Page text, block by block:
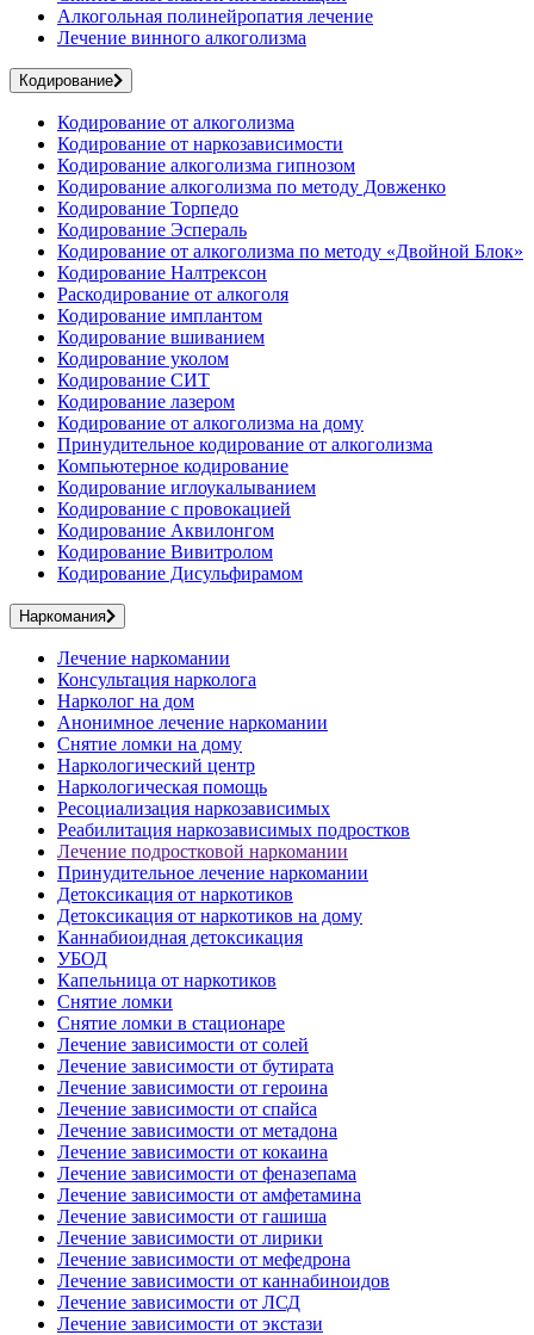
Алкогольная полинейропатия лечение
Лечение винного алкоголизма
Кодирование
Кодирование от алкоголизма
Кодирование от наркозависимости
Кодирование алкоголизма гипнозом
Кодирование алкоголизма по методу Довженко
Кодирование Торпедо
Кодирование Эспераль
Кодирование от алкоголизма по методу «Двойной Блок»
Кодирование Налтрексон
Раскодирование от алкоголя
Кодирование имплантом
Кодирование вшиванием
Кодирование уколом
Кодирование СИТ
Кодирование лазером
Кодирование от алкоголизма на дому
Принудительное кодирование от алкоголизма
Компьютерное кодирование
Кодирование иглоукалыванием
Кодирование с провокацией
Кодирование Аквилонгом
Кодирование Вивитролом
Кодирование Дисульфирамом
Наркомания
Лечение наркомании
Консультация нарколога
Нарколог на дом
Анонимное лечение наркомании
Снятие ломки на дому
Наркологический центр
Наркологическая помощь
Ресоциализация наркозависимых
Реабилитация наркозависимых подростков
Лечение подростковой наркомании
Принудительное лечение наркомании
Детоксикация от наркотиков
Детоксикация от наркотиков на дому
Каннабиоидная детоксикация
УБОД
Капельница от наркотиков
Снятие ломки
Снятие ломки в стационаре
Лечение зависимости от солей
Лечение зависимости от бутирата
Лечение зависимости от героина
Лечение зависимости от спайса
Лечение зависимости от метадона
Лечение зависимости от кокаина
Лечение зависимости от феназепама
Лечение зависимости от амфетамина
Лечение зависимости от гашиша
Лечение зависимости от лирики
Лечение зависимости от мефедрона
Лечение зависимости от каннабиноидов
Лечение зависимости от ЛСД
Лечение зависимости от экстази